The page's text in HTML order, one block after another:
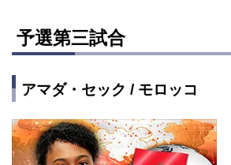
予選第三試合
アマダ・セック / モロッコ